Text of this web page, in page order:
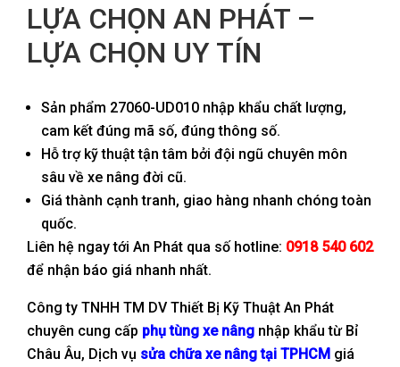
LỰA CHỌN AN PHÁT –
LỰA CHỌN UY TÍN
Sản phẩm 27060-UD010 nhập khẩu chất lượng,
cam kết đúng mã số, đúng thông số.
Hỗ trợ kỹ thuật tận tâm bởi đội ngũ chuyên môn
sâu về xe nâng đời cũ.
Giá thành cạnh tranh, giao hàng nhanh chóng toàn
quốc.
Liên hệ ngay tới An Phát qua số hotline: 0918 540 602
để nhận báo giá nhanh nhất.
Công ty TNHH TM DV Thiết Bị Kỹ Thuật An Phát
chuyên cung cấp phụ tùng xe nâng nhập khẩu từ Bỉ
Châu Âu, Dịch vụ sửa chữa xe nâng tại TPHCM giá